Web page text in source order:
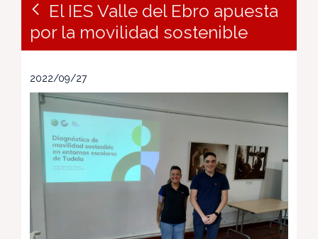
El IES Valle del Ebro apuesta
por la movilidad sostenible
2022/09/27